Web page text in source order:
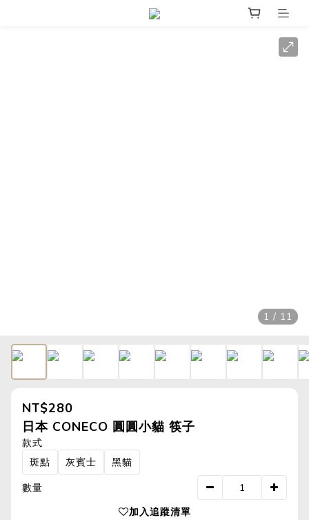
1 / 11
NT$280
日本 CONECO 圓圓小貓 筷子
款式
斑點
灰賓士
黑貓
數量
加入追蹤清單